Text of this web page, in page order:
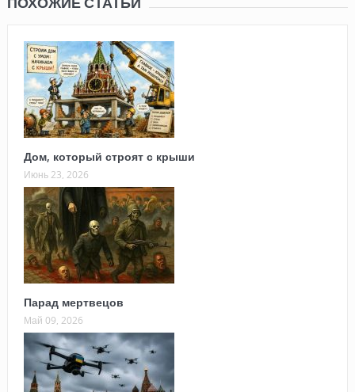
Дом, который строят с крыши
Июнь 23, 2026
Парад мертвецов
Май 09, 2026